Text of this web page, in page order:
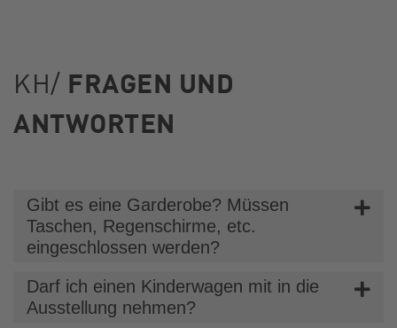
KH/ FRAGEN UND
ANTWORTEN
Gibt es eine Garderobe? Müssen
Taschen, Regenschirme, etc.
eingeschlossen werden?
Darf ich einen Kinderwagen mit in die
Ausstellung nehmen?